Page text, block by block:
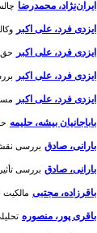
ایران‌نژاد، محمدرضا
ایزدی فرد، علی اکبر
ایزدی فرد، علی اکبر حق
ایزدی فرد، علی اکبر
ایزدی فرد، علی اکبر
باباجانیان بیشه، حلیمه
بارانی، صادق بررسی نقش
بارانی، صادق بررسی تأثیر شیوع ویروس کووید 19
باقرزاده، مجتبی مالکیت
باقری پور، منصوره